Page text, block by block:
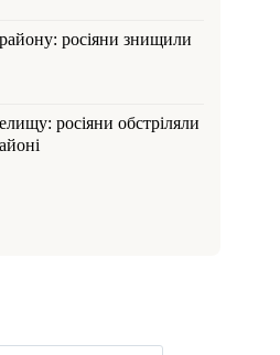
росіяни знищили
росіяни обстріляли